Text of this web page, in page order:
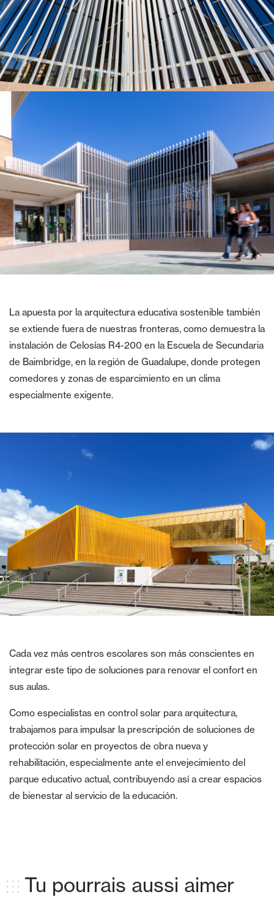
La apuesta por la arquitectura educativa sostenible también
se extiende fuera de nuestras fronteras, como demuestra la
instalación de Celosías R4-200 en la Escuela de Secundaria
de Baimbridge, en la región de Guadalupe, donde protegen
comedores y zonas de esparcimiento en un clima
especialmente exigente.
Cada vez más centros escolares son más conscientes en
integrar este tipo de soluciones para renovar el confort en
sus aulas.
Como especialistas en control solar para arquitectura,
trabajamos para impulsar la prescripción de soluciones de
protección solar en proyectos de obra nueva y
rehabilitación, especialmente ante el envejecimiento del
parque educativo actual, contribuyendo así a crear espacios
de bienestar al servicio de la educación.
Tu pourrais aussi aimer